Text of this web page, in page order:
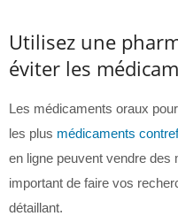
Utilisez une
éviter les
Les médicaments oraux
les plus médicaments
en ligne peuvent vendre
important de faire vos
détaillant.